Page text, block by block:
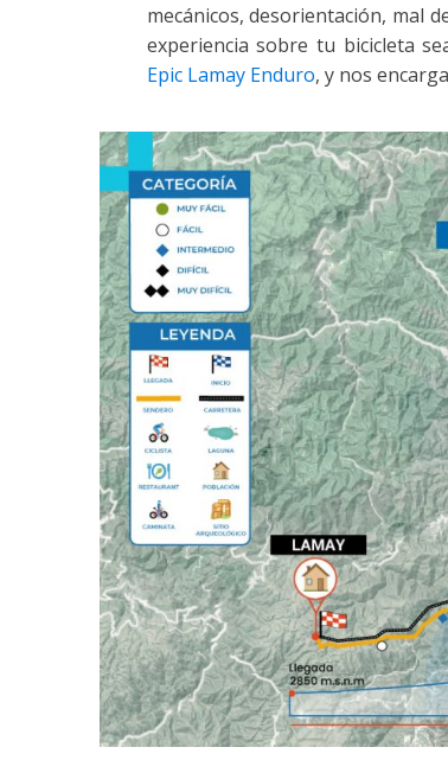
mecánicos, desorientación, mal
experiencia sobre tu bicicleta
Epic Lamay Enduro, y nos